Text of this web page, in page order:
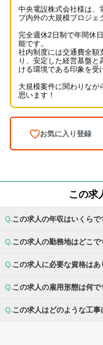
中央電設株式会社様は、
プ内外の大規模プロジェ
完全週休2日制で年間休
能です。
社内制度には交通費全額
り、安定した経営基盤
ける環境である印象を受
大規模案件に関わりなが
思います！
お気に入り登録
この求
この求人の年収はいくらで
この求人の勤務地はどこで
この求人に必要な資格はあ
この求人の雇用形態は何で
この求人はどのような工事